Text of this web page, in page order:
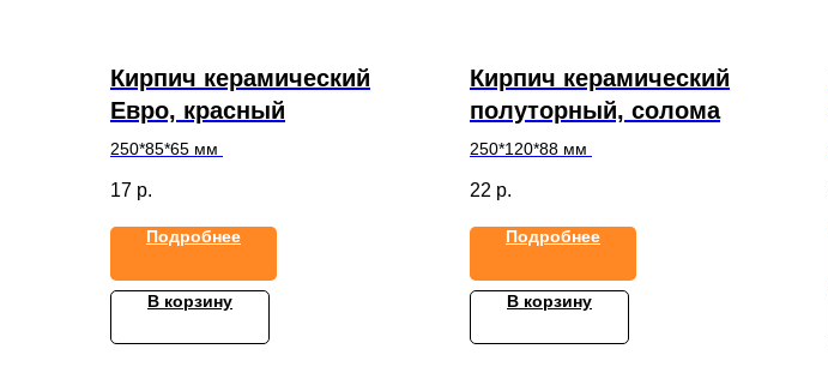
Кирпич керамический
Евро, красный
250*85*65 мм
17 р.
Подробнее
В корзину
Кирпич керамический
полуторный, солома
250*120*88 мм
22 р.
Подробнее
В корзину